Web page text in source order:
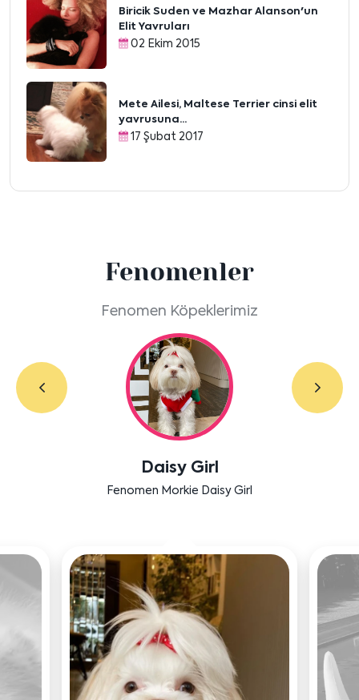
Biricik Suden ve Mazhar Alanson'un
Elit Yavruları
02 Ekim 2015
Mete Ailesi, Maltese Terrier cinsi elit
yavrusuna...
17 Şubat 2017
Fenomenler
Fenomen Köpeklerimiz
Labradoodle Bruno
Bensu Soral'ın dostu Bruno